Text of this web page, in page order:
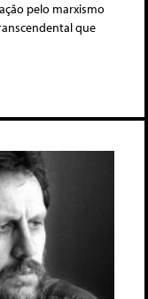
pelo marxismo
que